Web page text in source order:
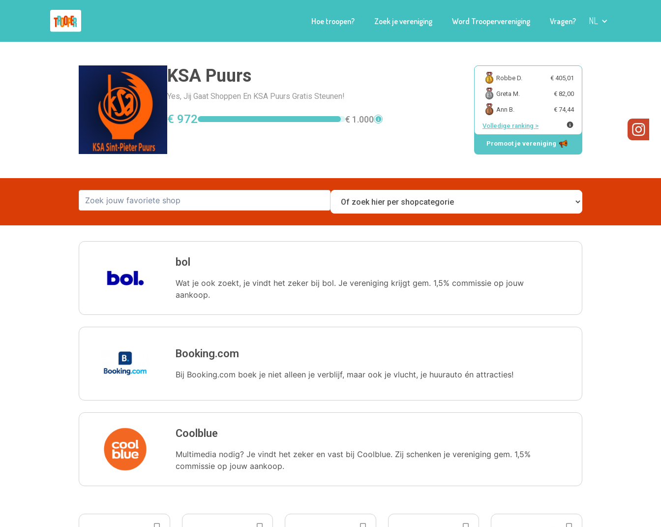
Hoe troopen? Zoek je vereniging Word Troopervereniging Vragen? NL
KSA Puurs
Yes, Jij Gaat Shoppen En KSA Puurs Gratis Steunen!
€ 972 € 1.000
Robbe D. € 405,01
Greta M. € 82,00
Ann B. € 74,44
Volledige ranking >
Promoot je vereniging
bol
Wat je ook zoekt, je vindt het zeker bij bol. Je vereniging krijgt gem. 1,5% commissie op jouw
aankoop.
Booking.com
Bij Booking.com boek je niet alleen je verblijf, maar ook je vlucht, je huurauto én attracties!
Coolblue
Multimedia nodig? Je vindt het zeker en vast bij Coolblue. Zij schenken je vereniging gem. 1,5%
commissie op jouw aankoop.